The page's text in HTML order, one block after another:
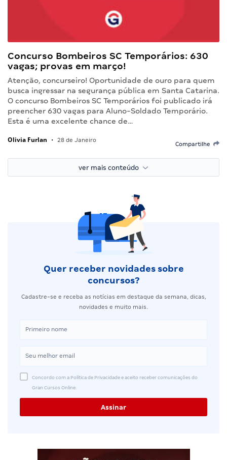
Concurso Bombeiros SC Temporários: 630
vagas; provas em março!
Atenção, concurseiro! Oportunidade de ouro para quem
busca ingressar na segurança pública em Santa Catarina.
O concurso Bombeiros SC Temporários foi publicado irá
preencher 630 vagas para Aluno-Soldado Temporário.
Esta é uma excelente chance de…
Olivia Furlan • 28 de Janeiro
Compartilhe
ver mais conteúdo
Quer receber novidades sobre
concursos?
Cadastre-se e receba as notícias em destaque da semana, dicas,
novidades e muito mais.
Concordo com a Política de Privacidade e aceito receber comunicações do
Gran Cursos Online.